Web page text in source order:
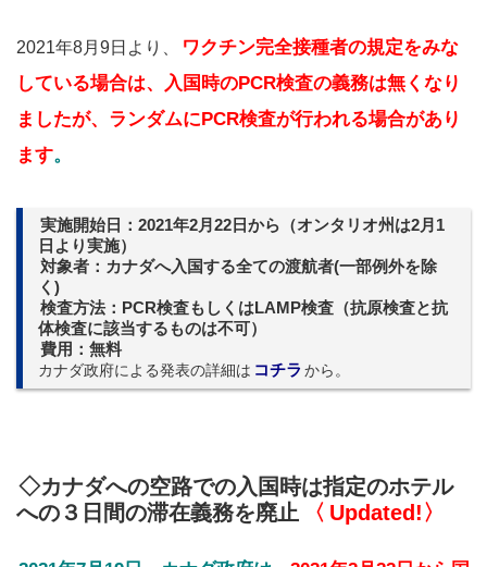
2021年8月9日より、
ワクチン完全接種者の規定をみな
している場合は、入国時のPCR検査の義務は無くなり
ましたが、ランダムにPCR検査が行われる場合があり
ます。
実施開始日：2021年2月22日から（オンタリオ州は2月1
日より実施）
対象者：カナダへ入国する全ての渡航者(一部例外を除
く)
検査方法：PCR検査もしくはLAMP検査（抗原検査と抗
体検査に該当するものは不可）
費用：無料
カナダ政府による発表の詳細は コチラ から。
◇カナダへの空路での入国時は指定のホテル
への３日間の滞在義務を廃止
〈 Updated!〉